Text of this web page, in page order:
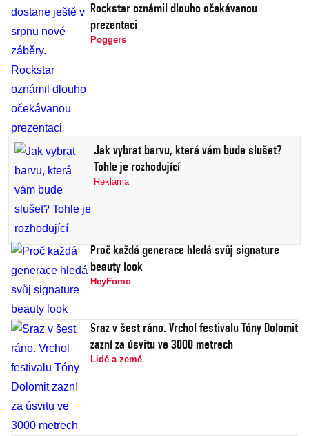
Rockstar oznámil dlouho očekávanou
prezentaci
Poggers
Jak vybrat barvu, která vám bude slušet?
Tohle je rozhodující
Reklama
Proč každá generace hledá svůj signature
beauty look
HeyFomo
Sraz v šest ráno. Vrchol festivalu Tóny Dolomit
zazní za úsvitu ve 3000 metrech
Lidé a země